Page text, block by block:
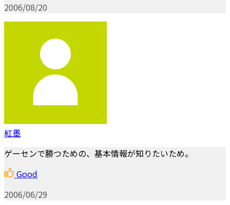
2006/08/20
紅墨
ゲーセンで勝つための、基本情報が知りたいため。
Good
2006/06/29